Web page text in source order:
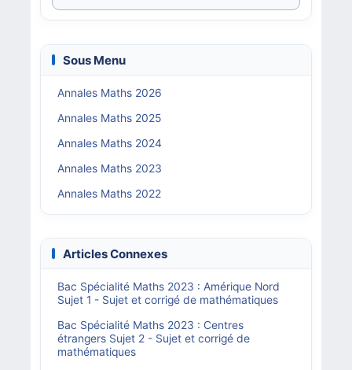
Sous Menu
Annales Maths 2026
Annales Maths 2025
Annales Maths 2024
Annales Maths 2023
Annales Maths 2022
Articles Connexes
Bac Spécialité Maths 2023 : Amérique Nord
Sujet 1 - Sujet et corrigé de mathématiques
Bac Spécialité Maths 2023 : Centres
étrangers Sujet 2 - Sujet et corrigé de
mathématiques